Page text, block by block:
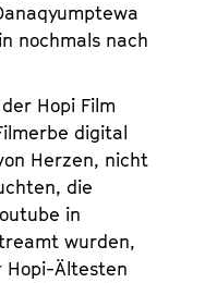
nochmals nach
Hopi Film
digital
Herzen, nicht
die
in
wurden,
Hopi-Ältesten